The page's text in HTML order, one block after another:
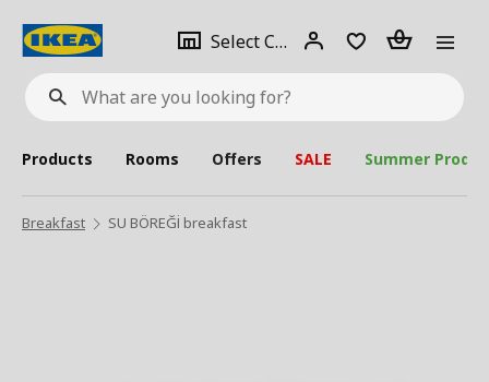
What
are
looking
for?
Select City Select
city
Login Piece(s)
Products Rooms Offers SALE Summer
Breakfast SU BÖREĞİ breakfast